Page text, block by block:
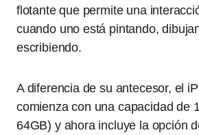
flotante que permite una
cuando uno está pintando,
escribiendo.
A diferencia de su antecesor, el
comienza con una capacidad de
64GB) y ahora incluye la opción